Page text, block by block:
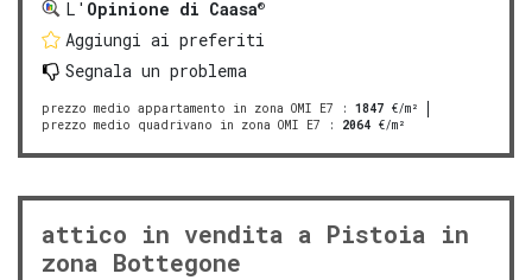
L' Opinione di Caasa®
Aggiungi ai preferiti
Segnala un problema
prezzo medio appartamento in zona OMI E7 : 1847 €/m²
prezzo medio quadrivano in zona OMI E7 : 2064 €/m²
attico in vendita a Pistoia in
zona Bottegone